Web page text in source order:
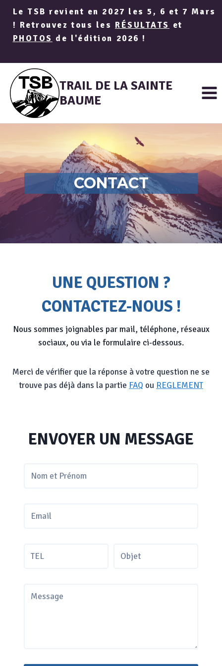
Aller
contenu
Le TSB revient en 2027 les 5, 6 et 7 Mars
! Retrouvez tous les RÉSULTATS et
PHOTOS de l'édition 2026 !
TRAIL DE LA SAINTE
BAUME
CONTACT
UNE QUESTION ?
CONTACTEZ-NOUS !
Nous sommes joignables par mail, téléphone, réseaux
sociaux, ou via le formulaire ci-dessous.
Merci de vérifier que la réponse à votre question ne se
trouve pas déjà dans la partie FAQ ou REGLEMENT
ENVOYER UN MESSAGE